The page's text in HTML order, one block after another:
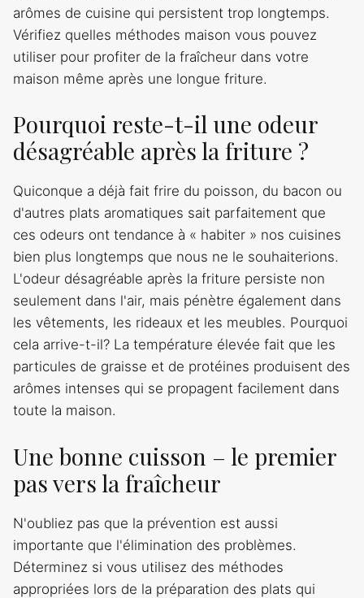
arômes de cuisine qui persistent trop longtemps.
Vérifiez quelles méthodes maison vous pouvez
utiliser pour profiter de la fraîcheur dans votre
maison même après une longue friture.
Pourquoi reste-t-il une odeur
désagréable après la friture ?
Quiconque a déjà fait frire du poisson, du bacon ou
d'autres plats aromatiques sait parfaitement que
ces odeurs ont tendance à « habiter » nos cuisines
bien plus longtemps que nous ne le souhaiterions.
L'odeur désagréable après la friture persiste non
seulement dans l'air, mais pénètre également dans
les vêtements, les rideaux et les meubles. Pourquoi
cela arrive-t-il? La température élevée fait que les
particules de graisse et de protéines produisent des
arômes intenses qui se propagent facilement dans
toute la maison.
Une bonne cuisson – le premier
pas vers la fraîcheur
N'oubliez pas que la prévention est aussi
importante que l'élimination des problèmes.
Déterminez si vous utilisez des méthodes
appropriées lors de la préparation des plats qui